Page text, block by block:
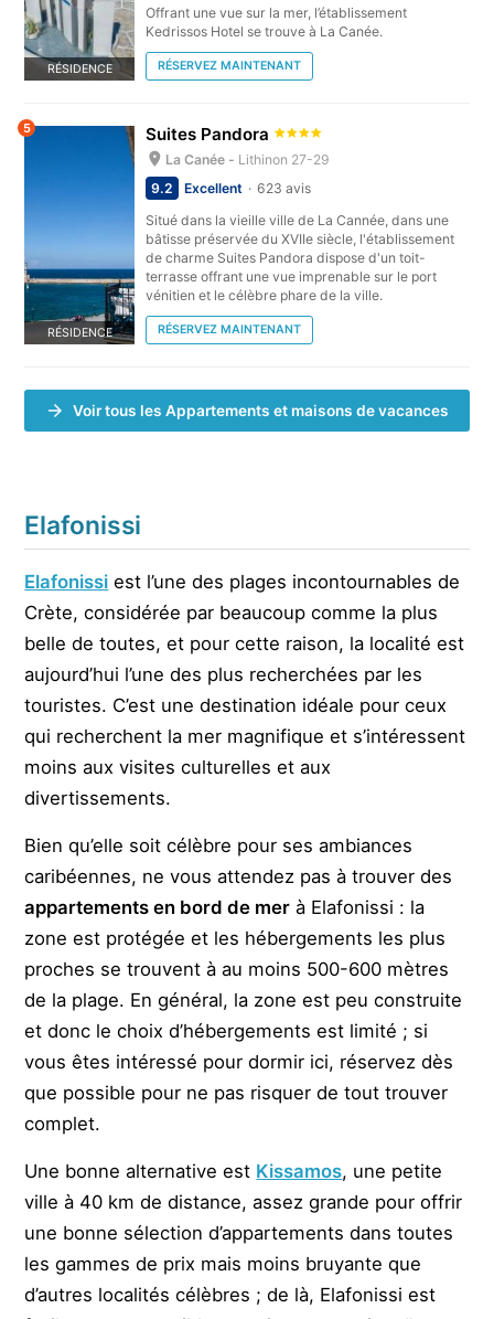
RÉSIDENCE
Offrant une vue sur la mer, l’établissement
Kedrissos Hotel se trouve à La Canée.
RÉSERVEZ MAINTENANT
RÉSIDENCE
5 Suites Pandora
La Canée - Lithinon 27-29
9.2
Excellent
623 avis
Situé dans la vieille ville de La Cannée, dans une
bâtisse préservée du XVIIe siècle, l'établissement
de charme Suites Pandora dispose d'un toit-
terrasse offrant une vue imprenable sur le port
vénitien et le célèbre phare de la ville.
RÉSERVEZ MAINTENANT
Voir tous les Appartements et maisons de vacances
Elafonissi
Elafonissi est l’une des plages incontournables de
Crète, considérée par beaucoup comme la plus
belle de toutes, et pour cette raison, la localité est
aujourd’hui l’une des plus recherchées par les
touristes. C’est une destination idéale pour ceux
qui recherchent la mer magnifique et s’intéressent
moins aux visites culturelles et aux
divertissements.
Bien qu’elle soit célèbre pour ses ambiances
caribéennes, ne vous attendez pas à trouver des
appartements en bord de mer à Elafonissi : la
zone est protégée et les hébergements les plus
proches se trouvent à au moins 500-600 mètres
de la plage. En général, la zone est peu construite
et donc le choix d’hébergements est limité ; si
vous êtes intéressé pour dormir ici, réservez dès
que possible pour ne pas risquer de tout trouver
complet.
Une bonne alternative est Kissamos, une petite
ville à 40 km de distance, assez grande pour offrir
une bonne sélection d’appartements dans toutes
les gammes de prix mais moins bruyante que
d’autres localités célèbres ; de là, Elafonissi est